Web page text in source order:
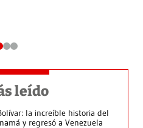
leído
la increíble historia del
y regresó a Venezuela